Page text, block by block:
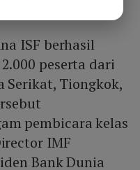
kata Shinta.
ISF berhasil
peserta dari
Serikat, Tiongkok,
pembicara kelas
IMF
Bank Dunia